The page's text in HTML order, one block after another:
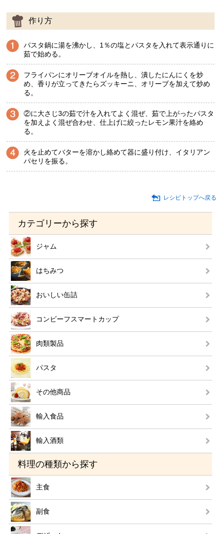
作り方
パスタ鍋に湯を沸かし、1％の塩とパスタを入れて表示通りに
茹で始める。
フライパンにオリーブオイルを熱し、潰したにんにくを炒
め、香りが立ってきたらズッキーニ、オリーブを加えて炒め
る。
②に大さじ3の茹で汁を入れてよく混ぜ、茹で上がったパスタ
を加えよく混ぜ合わせ、仕上げに絞ったレモン果汁を絡め
る。
火を止めてバターを溶かし絡めて器に盛り付け、イタリアン
パセリを振る。
レシピトップへ戻る
カテゴリーから探す
ジャム
はちみつ
おいしい缶詰
コンビーフスマートカップ
肉類製品
パスタ
その他商品
輸入食品
輸入酒類
料理の種類から探す
主食
副食